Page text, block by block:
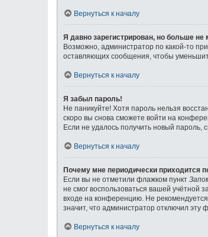
Вернуться к началу
Я давно зарегистрирован, но больше не
Возможно, администратор по какой-то
оставляющих сообщения, чтобы
Вернуться к началу
Я забыл пароль!
Не паникуйте! Хотя пароль нельзя
скоро вы снова сможете войти на
Если не удалось получить новый
Вернуться к началу
Почему мне периодически приходится
Если вы не отметили флажком пункт
не смог воспользоваться вашей учётной
входе на конференцию. Не
значит, что администратор отключил эту
Вернуться к началу